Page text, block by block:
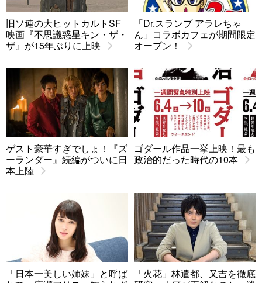
旧ソ連の大ヒットカルトSF
映画『不思議惑星キン・ザ・
ザ』が15年ぶりに上映
「Dr.スランプ アラレちゃ
ん」コラボカフェが期間限定
オープン！
ゲスト豪華すぎでしょ！『ズ
ーランダー』続編がついに日
本上陸
ゴダール作品一挙上映！最も
政治的だった時代の10本
「日本一美しい姉妹」と呼ば
「火花」林遣都、又吉を徹底